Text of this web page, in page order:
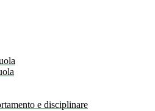
e disciplinare